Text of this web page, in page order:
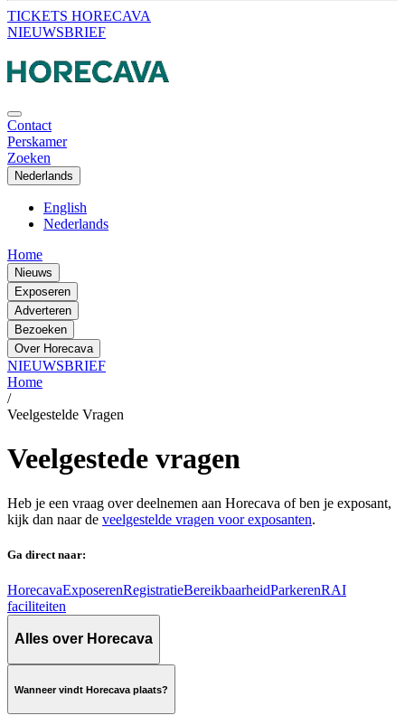
TICKETS HORECAVA
NIEUWSBRIEF
Contact
Perskamer
Zoeken
Nederlands
English
Nederlands
Home
Nieuws
Exposeren
Adverteren
Bezoeken
Over Horecava
NIEUWSBRIEF
Home
/
Veelgestelde Vragen
Veelgestede vragen
Heb je een vraag over deelnemen aan Horecava of ben je exposant,
kijk dan naar de veelgestelde vragen voor exposanten.
Ga direct naar:
HorecavaExposerenRegistratieBereikbaarheidParkerenRAI
faciliteiten
Alles over Horecava
Wanneer vindt Horecava plaats?